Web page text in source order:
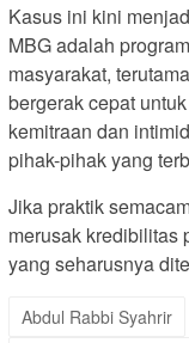
Kasus ini kini
MBG adalah
masyarakat,
bergerak cepat
kemitraan dan
pihak-pihak yang
Jika praktik
merusak kredibilitas
yang seharusnya
Abdul Rabbi Syahrir